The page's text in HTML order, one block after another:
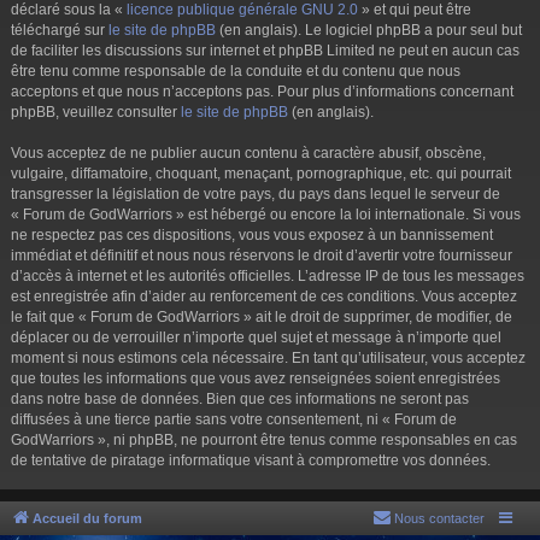
déclaré sous la « licence publique générale GNU 2.0 » et qui peut être
téléchargé sur le site de phpBB (en anglais). Le logiciel phpBB a pour seul but
de faciliter les discussions sur internet et phpBB Limited ne peut en aucun cas
être tenu comme responsable de la conduite et du contenu que nous
acceptons et que nous n’acceptons pas. Pour plus d’informations concernant
phpBB, veuillez consulter le site de phpBB (en anglais).
Vous acceptez de ne publier aucun contenu à caractère abusif, obscène,
vulgaire, diffamatoire, choquant, menaçant, pornographique, etc. qui pourrait
transgresser la législation de votre pays, du pays dans lequel le serveur de
« Forum de GodWarriors » est hébergé ou encore la loi internationale. Si vous
ne respectez pas ces dispositions, vous vous exposez à un bannissement
immédiat et définitif et nous nous réservons le droit d’avertir votre fournisseur
d’accès à internet et les autorités officielles. L’adresse IP de tous les messages
est enregistrée afin d’aider au renforcement de ces conditions. Vous acceptez
le fait que « Forum de GodWarriors » ait le droit de supprimer, de modifier, de
déplacer ou de verrouiller n’importe quel sujet et message à n’importe quel
moment si nous estimons cela nécessaire. En tant qu’utilisateur, vous acceptez
que toutes les informations que vous avez renseignées soient enregistrées
dans notre base de données. Bien que ces informations ne seront pas
diffusées à une tierce partie sans votre consentement, ni « Forum de
GodWarriors », ni phpBB, ne pourront être tenus comme responsables en cas
de tentative de piratage informatique visant à compromettre vos données.
Accueil du forum Nous contacter